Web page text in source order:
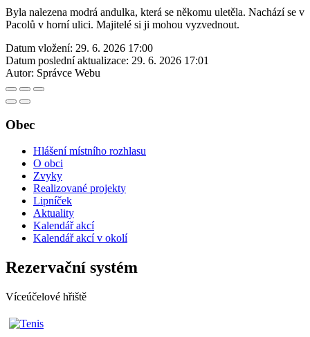
Byla nalezena modrá andulka, která se někomu uletěla. Nachází se v
Pacolů v horní ulici. Majitelé si ji mohou vyzvednout.
Datum vložení: 29. 6. 2026 17:00
Datum poslední aktualizace: 29. 6. 2026 17:01
Autor: Správce Webu
Obec
Hlášení místního rozhlasu
O obci
Zvyky
Realizované projekty
Lipníček
Aktuality
Kalendář akcí
Kalendář akcí v okolí
Rezervační systém
Víceúčelové hřiště